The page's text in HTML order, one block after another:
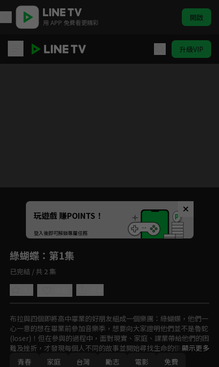
用 APP 免費看更精彩 開啟
升級VIP
Unmute
如有不便請見諒
玩遊戲 賺POINTS！
登入後即可解鎖專屬任務
綠蝴蝶 ：第1集
已完結 / 共 2 集
布拉與四個即將高中畢業的好朋友組成一個樂團：綠蝴蝶，他們一
心一意的想在畢業前參加音樂季，想要向大家證明他們並不是魯蛇
(loser)！但在參與的過程中，面對現實、家庭、課業帶給他們的困
難及挫折，才發現每個人不同的故事並開始尋找生命的價值與存在
的意義。
顯示更多
青春
家庭 台灣 勵志 電影
免費